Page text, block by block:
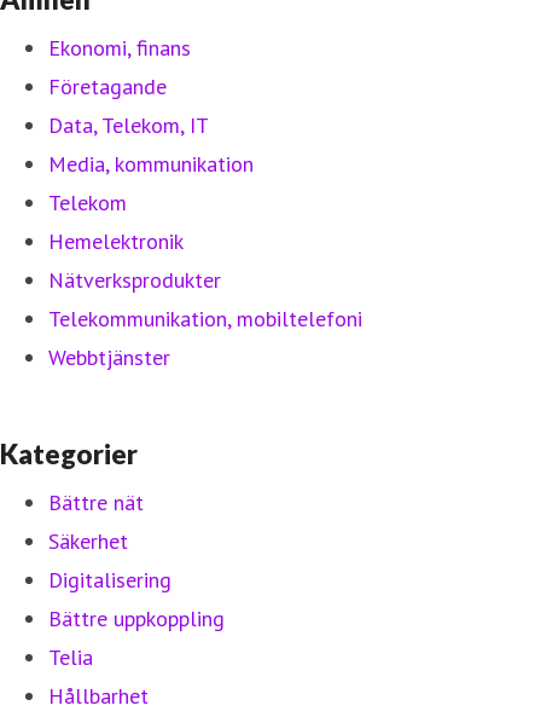
Ekonomi, finans
Företagande
Data, Telekom, IT
Media, kommunikation
Telekom
Hemelektronik
Nätverksprodukter
Telekommunikation, mobiltelefoni
Webbtjänster
Kategorier
Bättre nät
Säkerhet
Digitalisering
Bättre uppkoppling
Telia
Hållbarhet